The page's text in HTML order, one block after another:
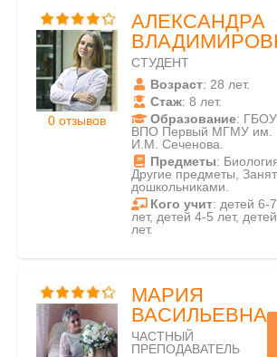
0 отзывов
АЛЕКСАНДРА
СТУДЕНТ
Возраст: 28 лет.
Стаж: 8 лет.
Образование: ГБОУ
ВПО Первый МГМУ им.
И.М. Сеченова.
Предметы:
Другие предметы,
дошкольниками.
Кого учит: детей 6-7
лет, детей 4-5 лет,
лет.
МАРИЯ
ВАСИЛЬЕВНА
ЧАСТНЫЙ
ПРЕПОДАВАТЕЛЬ